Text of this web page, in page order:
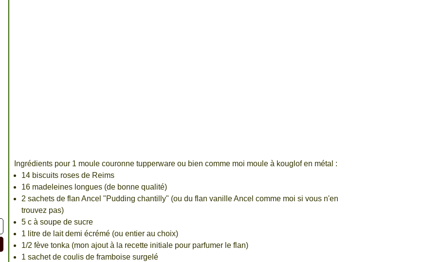
Ingrédients pour 1 moule couronne tupperware ou bien comme moi moule à kouglof en métal :
14 biscuits roses de Reims
16 madeleines longues (de bonne qualité)
2 sachets de flan Ancel "Pudding chantilly" (ou du flan vanille Ancel comme moi si vous n'en
trouvez pas)
5 c à soupe de sucre
1 litre de lait demi écrémé (ou entier au choix)
1/2 fève tonka (mon ajout à la recette initiale pour parfumer le flan)
1 sachet de coulis de framboise surgelé